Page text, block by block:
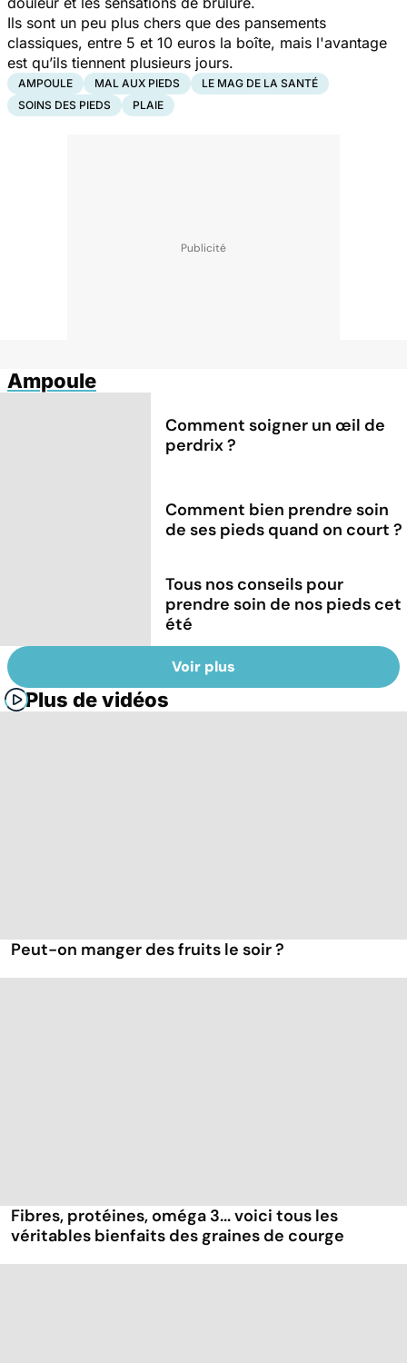
Ils sont un peu plus chers que des pansements
classiques, entre 5 et 10 euros la boîte, mais l'avantage
est qu’ils tiennent plusieurs jours.
AMPOULE MAL AUX PIEDS
LE MAG DE LA SANTÉ
SOINS DES PIEDS
PLAIE
Ampoule
Comment soigner un œil de
perdrix ?
Comment bien prendre soin
de ses pieds quand on court ?
Tous nos conseils pour
prendre soin de nos pieds cet
été
Voir plus
Plus de vidéos
Peut-on manger des fruits le soir ?
Fibres, protéines, oméga 3... voici tous les
véritables bienfaits des graines de courge